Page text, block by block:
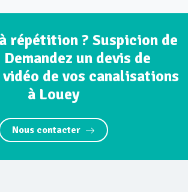
répétition ? Suspicion de
un devis de
de vos canalisations
à Louey
Nous contacter